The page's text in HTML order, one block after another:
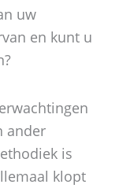
uw
en kunt u
ander
is
klopt